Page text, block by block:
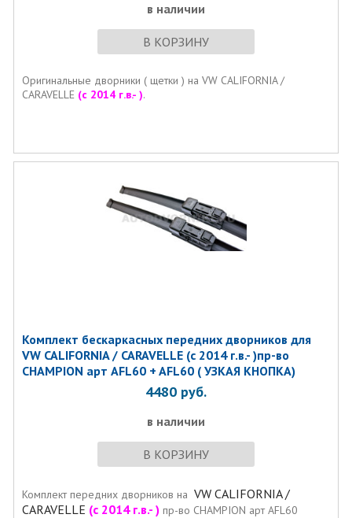
в наличии
В КОРЗИНУ
Оригинальные дворники ( щетки ) на VW CALIFORNIA /
CARAVELLE (с 2014 г.в.- ).
Комплект бескаркасных передних дворников для
VW CALIFORNIA / CARAVELLE (с 2014 г.в.- )пр-во
CHAMPION арт AFL60 + AFL60 ( УЗКАЯ КНОПКА)
4480 руб.
в наличии
В КОРЗИНУ
Комплект передних дворников на VW CALIFORNIA /
CARAVELLE (с 2014 г.в.- )пр-во CHAMPION арт AFL60